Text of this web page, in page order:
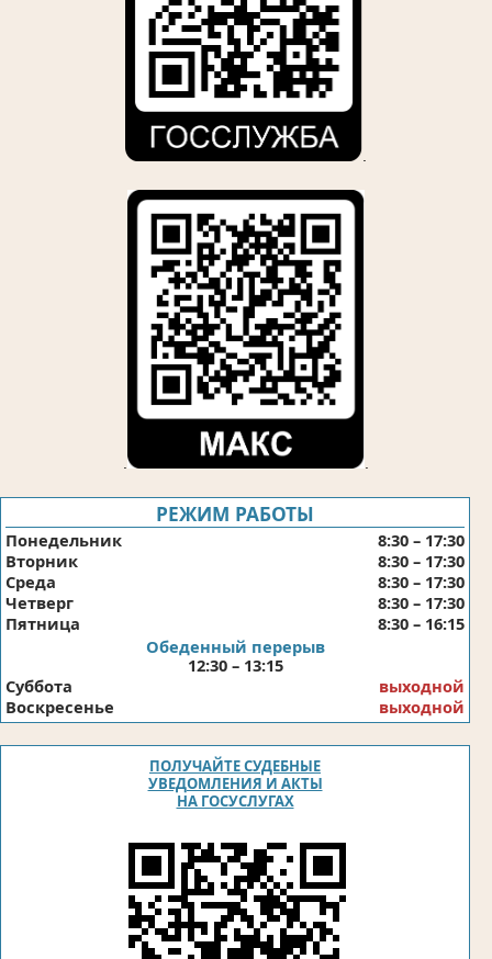
РЕЖИМ РАБОТЫ
Понедельник
8:30 – 17:30
Вторник
8:30 – 17:30
Среда
8:30 – 17:30
Четверг
8:30 – 17:30
Пятница
8:30 – 16:15
Обеденный перерыв
12:30 – 13:15
Суббота
выходной
Воскресенье
выходной
ПОЛУЧАЙТЕ СУДЕБНЫЕ
УВЕДОМЛЕНИЯ И АКТЫ
НА ГОСУСЛУГАХ